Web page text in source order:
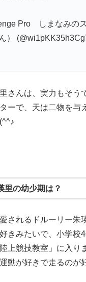
Pro しまなみの
）
さんは、実力もそう
ーで、天は二物を与
里の幼少期は？
されるドルーリー朱
きみたいで、小学校
上競技教室」に入り
動が好きで走るのが